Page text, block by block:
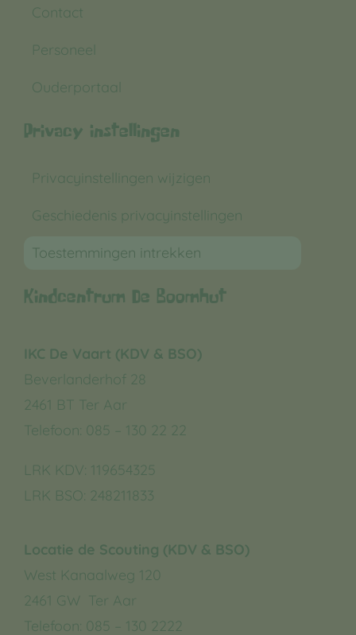
Contact
Personeel
Ouderportaal
Privacy instellingen
Privacyinstellingen wijzigen
Geschiedenis privacyinstellingen
Toestemmingen intrekken
Kindcentrum De Boomhut
IKC De Vaart (KDV & BSO)
Beverlanderhof 28
2461 BT Ter Aar
Telefoon: 085 – 130 22 22
LRK KDV: 119654325
LRK BSO: 248211833
Locatie de Scouting (KDV & BSO)
West Kanaalweg 120
2461 GW Ter Aar
Telefoon: 085 – 130 2222